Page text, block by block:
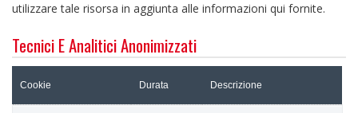
utilizzare tale risorsa in aggiunta alle informazioni qui fornite.
Tecnici E Analitici Anonimizzati
Cookie Durata Descrizione